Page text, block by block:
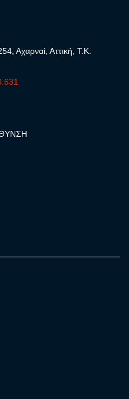
Αχαρναί, Αττική, Τ.Κ.